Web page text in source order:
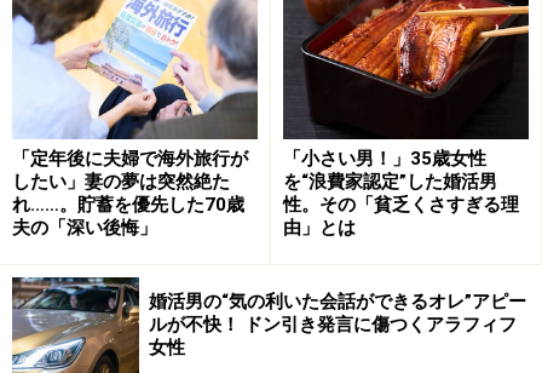
と3人、いつも女同士でつるんでいました。姉は大学を
卒業して数年後に結婚したけど、30歳のときに離婚。そ
れからはひとり暮らしで仕事を続けていました。私は結
婚歴はありません。
――関係がおかしくなったのは、“お父さんの一件”があっ
てから？
サユミ：当時は知らなかったんですが、その頃から姉は
ある男性とつきあっていたようです。姉のマンションで
半同棲状態だったらしい。父が施設に入ったあと、父の
「定年後に夫婦で海外旅行が
したい」妻の夢は突然絶た
れ……。貯蓄を優先した70歳
夫の「深い後悔」
「小さい男！」35歳女性
を“浪費家認定”した婚活男
性。その「貧乏くさすぎる理
由」とは
婚活男の“気の利いた会話ができるオレ”アピー
ルが不快！ ドン引き発言に傷つくアラフィフ
女性